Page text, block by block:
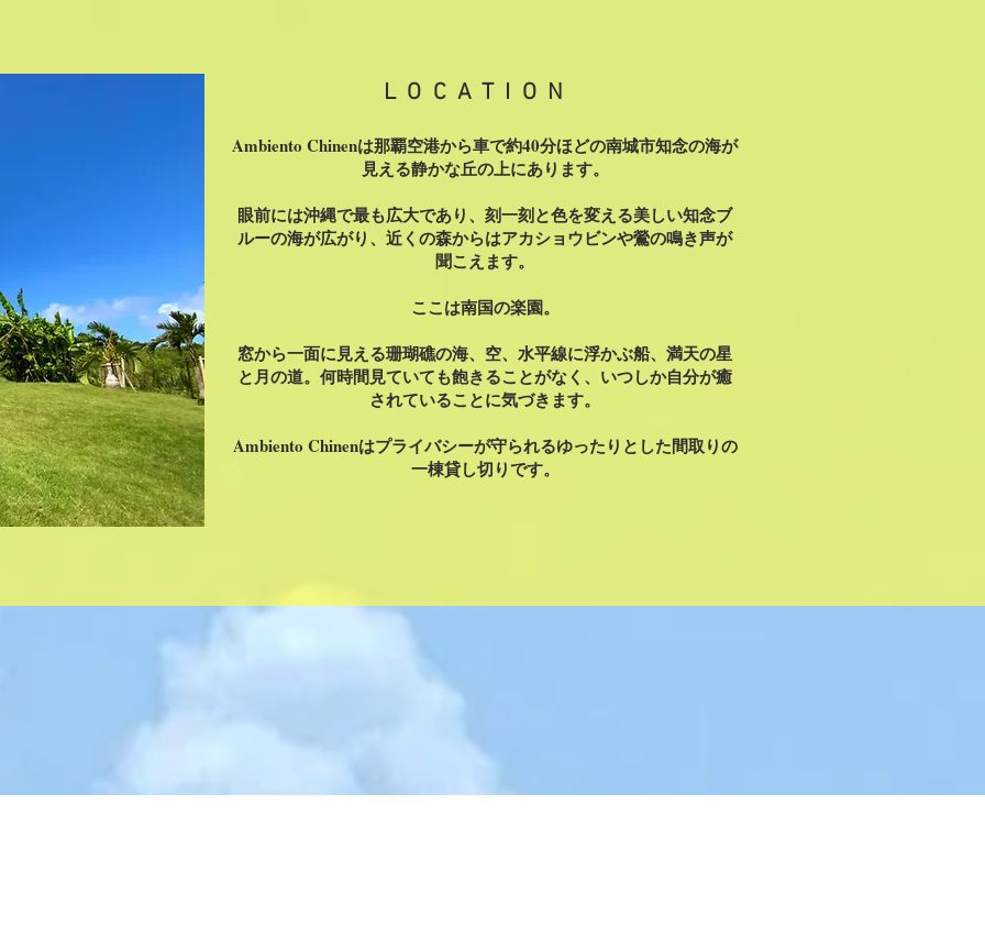
LOCATION
Ambiento Chinenは那覇空港から車で約40分ほどの南城市知念の海が
見える静かな丘の上にあります。
眼前には沖縄で最も広大であり、刻一刻と色を変える美しい知念ブ
ルーの海が広がり、近くの森からはアカショウビンや鶯の鳴き声が
聞こえます。
ここは南国の楽園。
窓から一面に見える珊瑚礁の海、空、水平線に浮かぶ船、満天の星
と月の道。何時間見ていても飽きることがなく、いつしか自分が癒
されていることに気づきます。
Ambiento Chinenはプライバシーが守られるゆったりとした間取りの
一棟貸し切りです。